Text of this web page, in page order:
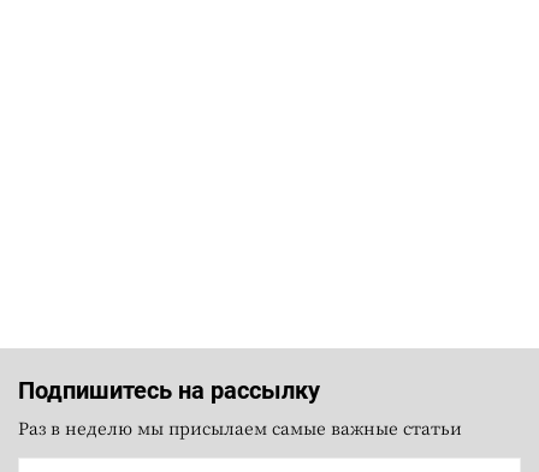
Подпишитесь на рассылку
Раз в неделю мы присылаем самые важные статьи